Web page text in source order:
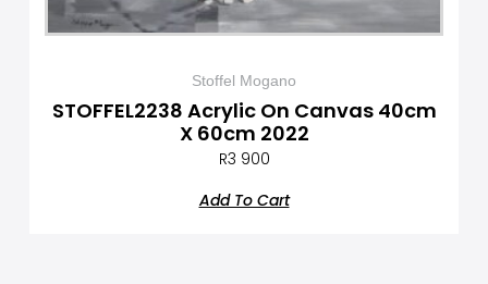
Stoffel Mogano
STOFFEL2238 Acrylic On Canvas 40cm
X 60cm 2022
R3 900
Add To Cart